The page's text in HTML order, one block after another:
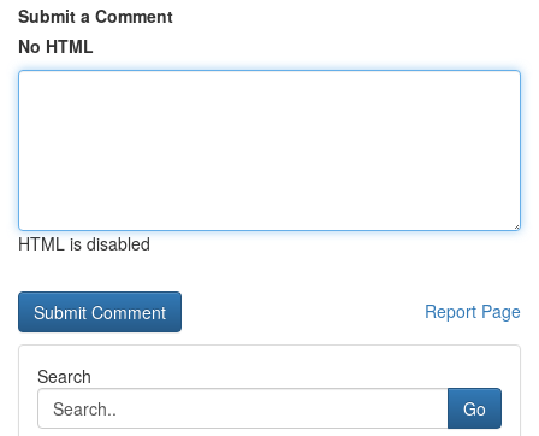
Submit a Comment
No HTML
HTML is disabled
Report Page
Search
Go